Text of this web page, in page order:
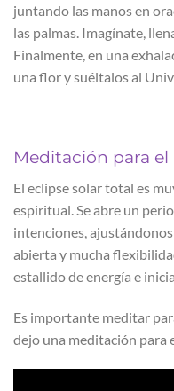
juntando las manos en
las palmas. Imagínate,
Finalmente, en una
una flor y suéltalos al
Meditación para el
El eclipse solar total es
espiritual. Se abre un
intenciones,
abierta y mucha
estallido de energía e
Es importante meditar
dejo una meditación para